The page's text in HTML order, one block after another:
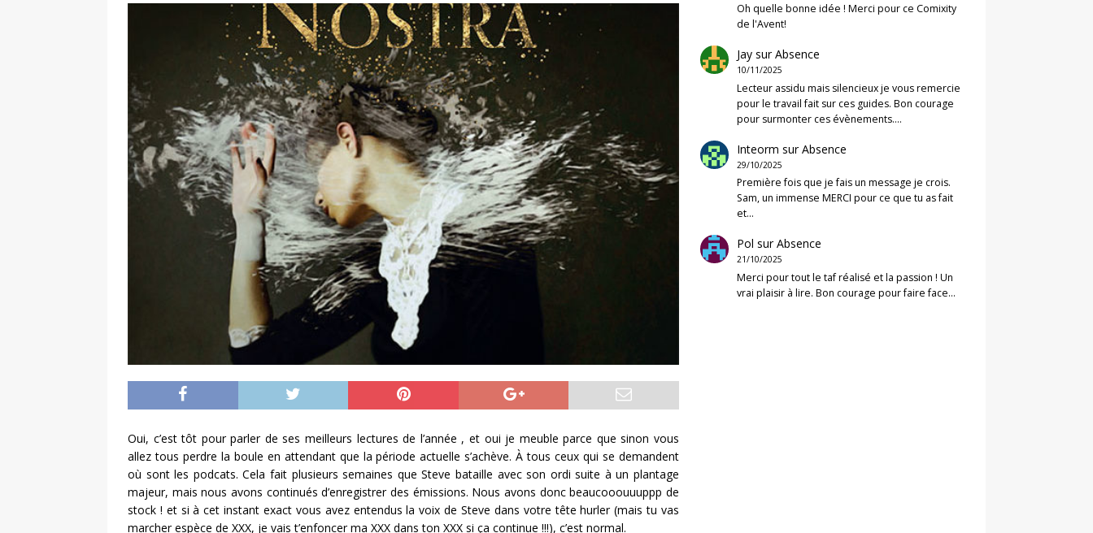
Oui, c’est tôt pour parler de ses meilleurs lectures de l’année , et oui je meuble parce que sinon vous
allez tous perdre la boule en attendant que la période actuelle s’achève. À tous ceux qui se demandent
où sont les podcats. Cela fait plusieurs semaines que Steve bataille avec son ordi suite à un plantage
majeur, mais nous avons continués d’enregistrer des émissions. Nous avons donc beaucooouuuppp de
stock ! et si à cet instant exact vous avez entendus la voix de Steve dans votre tête hurler (mais tu vas
marcher espèce de XXX, je vais t’enfoncer ma XXX dans ton XXX si ça continue !!!), c’est normal.
Oh quelle bonne idée ! Merci pour ce Comixity
de l'Avent!
Jay surAbsence
10/11/2025
Lecteur assidu mais silencieux je vous remercie
pour le travail fait sur ces guides. Bon courage
pour surmonter ces évènements.…
Inteorm surAbsence
29/10/2025
Première fois que je fais un message je crois.
Sam, un immense MERCI pour ce que tu as fait
et…
Pol surAbsence
21/10/2025
Merci pour tout le taf réalisé et la passion ! Un
vrai plaisir à lire. Bon courage pour faire face…